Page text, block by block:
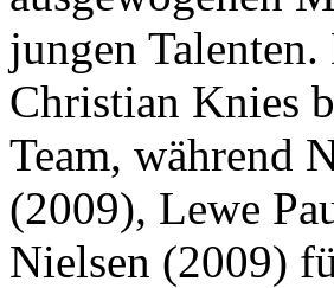
jungen
Christian Knies
Team, während
(2009), Lewe
Nielsen (2009)